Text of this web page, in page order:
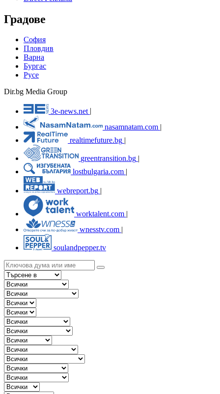
Градове
София
Пловдив
Варна
Бургас
Русе
Dir.bg Media Group
3e-news.net
nasamnatam.com |
realtimefuture.bg |
greentransition.bg |
lostbulgaria.com |
webreport.bg
worktalent.com |
wnesstv.com |
soulandpepper.tv